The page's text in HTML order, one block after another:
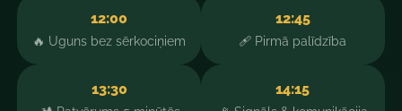
12:00
🔥 Uguns bez sērkociņiem
12:45
🩹 Pirmā palīdzība
13:30 14:15